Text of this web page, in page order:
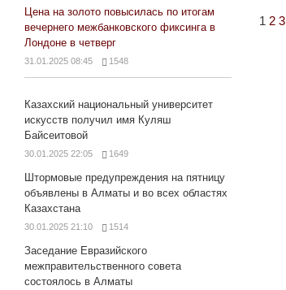
1 2 3
Цена на золото повысилась по итогам
вечернего межбанковского фиксинга в
Лондоне в четверг
31.01.2025 08:45 1548
Казахский национальный университет
искусств получил имя Куляш
Байсеитовой
30.01.2025 22:05 1649
Штормовые предупреждения на пятницу
объявлены в Алматы и во всех областях
Казахстана
30.01.2025 21:10 1514
Заседание Евразийского
межправительственного совета
состоялось в Алматы